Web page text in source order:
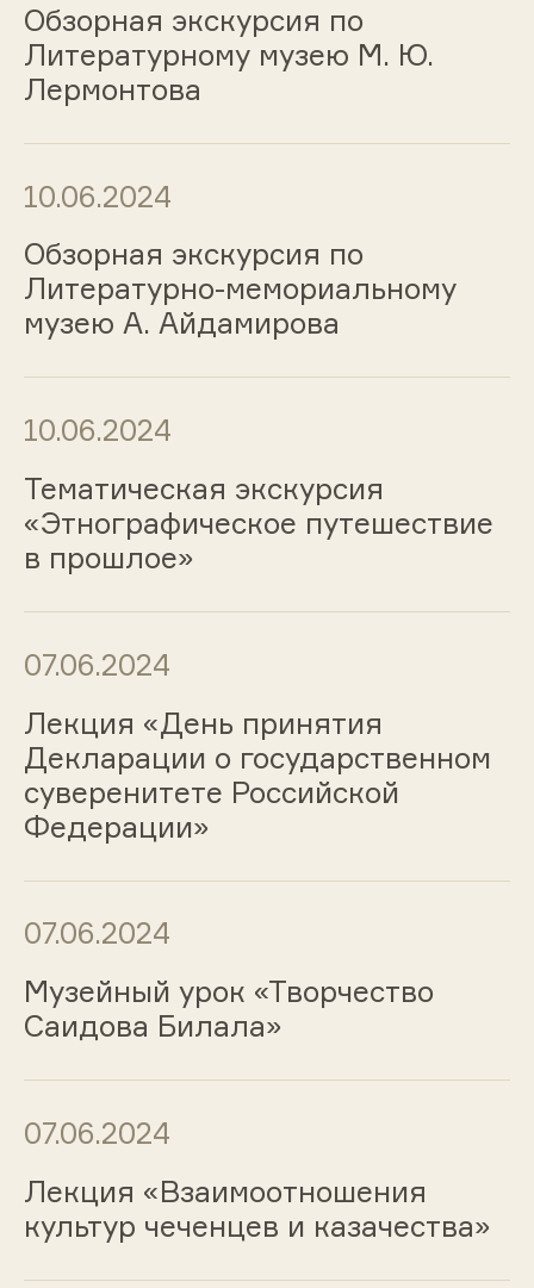
Обзорная экскурсия по
Литературному музею М. Ю.
Лермонтова
10.06.2024
Обзорная экскурсия по
Литературно-мемориальному
музею А. Айдамирова
10.06.2024
Тематическая экскурсия
«Этнографическое путешествие
в прошлое»
07.06.2024
Лекция «День принятия
Декларации о государственном
суверенитете Российской
Федерации»
07.06.2024
Музейный урок «Творчество
Саидова Билала»
07.06.2024
Лекция «Взаимоотношения
культур чеченцев и казачества»